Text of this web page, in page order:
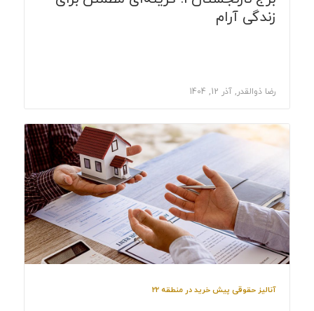
زندگی آرام
رضا ذوالقدر, آذر 12, 1404
آنالیز حقوقی پیش خرید در منطقه 22